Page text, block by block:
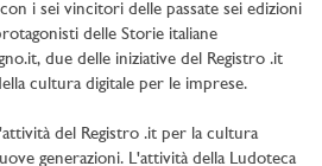
i sei vincitori delle passate sei edizioni
delle Storie italiane
due delle iniziative del Registro .it
cultura digitale per le imprese.
del Registro .it per la cultura
generazioni. L'attività della Ludoteca